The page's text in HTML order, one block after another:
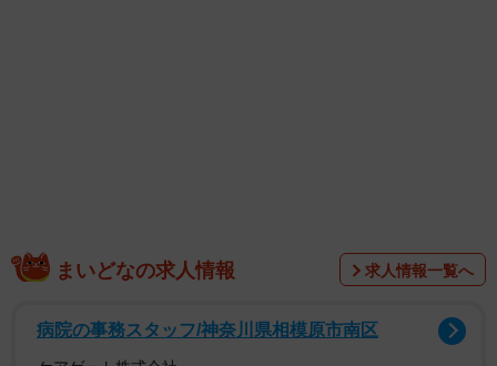
患者さんの歯は酸でエナメル質が溶ける、酸蝕症（さんし
ょくしょう）と呼ばれる状態です。酸蝕症の原因としては
いくつか考えられますが、そのうちの１つに「摂食障害」
まいどなの求人情報 求人情報一覧へ
病院の事務スタッフ/神奈川県相模原市南区